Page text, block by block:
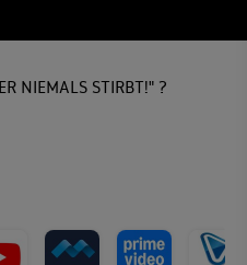
NIEMALS STIRBT!" ?